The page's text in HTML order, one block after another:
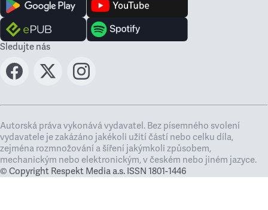
Sledujte nás
Autorská práva vykonává vydavatel. Bez písemného svolení
vydavatele je zakázáno jakékoli užití částí nebo celku díla,
zejména rozmnožování a šíření jakýmkoli způsobem,
mechanickým nebo elektronickým, v českém nebo jiném jazyce.
© Copyright Respekt Media a.s. ISSN 1801-1446